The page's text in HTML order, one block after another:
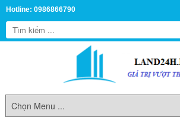
Hotline: 0986866790